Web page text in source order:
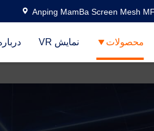
Anping MamBa Screen Mesh
محصولات نمایش VR